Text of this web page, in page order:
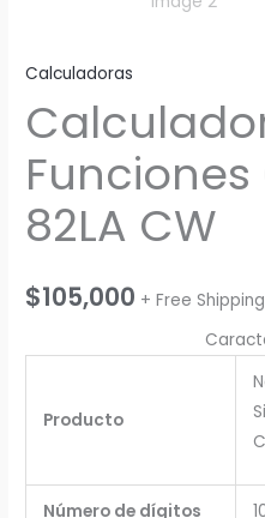
Calculadoras
Funciones
82LA CW
$105,000 + Free Shipping
Producto
Número de dígitos